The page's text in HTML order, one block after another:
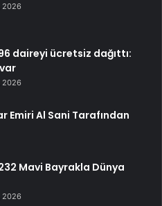
2026
daireyi ücretsiz dağıttı:
2026
Emiri Al Sani Tarafından
Mavi Bayrakla Dünya
2026